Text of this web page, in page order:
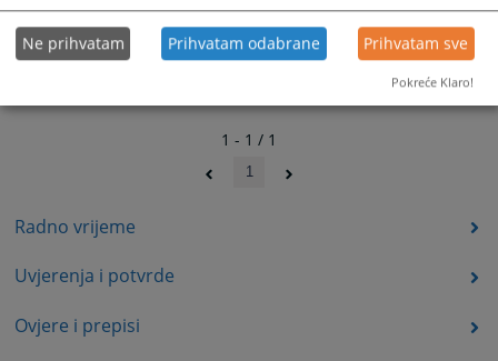
Radno vrijeme
Uvjerenja i potvrde
Ovjere i prepisi
1 - 1 / 1
1
Ne prihvatam Prihvatam odabrane Prihvatam sve
Pokreće Klaro!